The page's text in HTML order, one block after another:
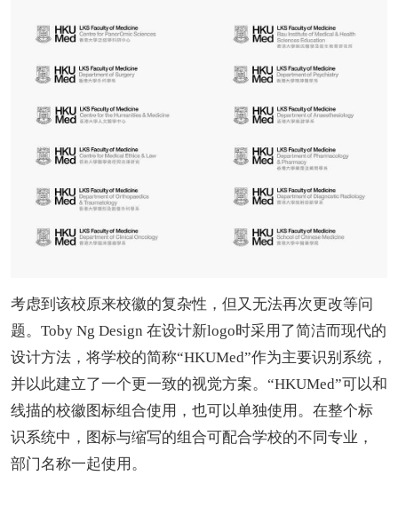
考虑到该校原来校徽的复杂性，但又无法再次更改等问
题。Toby Ng Design 在设计新logo时采用了简洁而现代的
设计方法，将学校的简称“HKUMed”作为主要识别系统，
并以此建立了一个更一致的视觉方案。“HKUMed”可以和
线描的校徽图标组合使用，也可以单独使用。在整个标
识系统中，图标与缩写的组合可配合学校的不同专业，
部门名称一起使用。